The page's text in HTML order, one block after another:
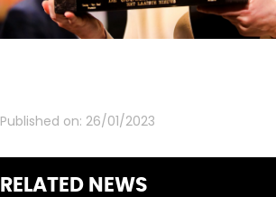
Published on: 26/01/2023
RELATED NEWS